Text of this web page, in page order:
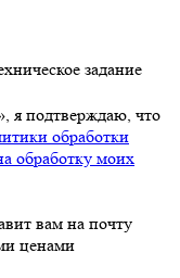
задание
я подтверждаю, что
обработки
обработку моих
вам на почту
ценами